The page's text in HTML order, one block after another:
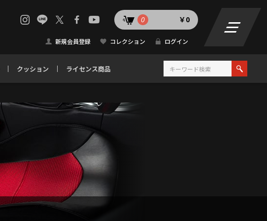
0 ￥0
新規会員登録 コレクション ログイン
クッション ライセンス商品